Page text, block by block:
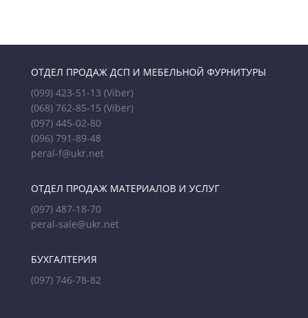
ОТДЕЛ ПРОДАЖ ДСП И МЕБЕЛЬНОЙ ФУРНИТУРЫ
(099) 423-51-13 (Viber)
(068) 762-85-15 (Viber)
(097) 445-02-80
(096) 791-89-48
peral-f@ukr.net
ОТДЕЛ ПРОДАЖ МАТЕРИАЛОВ И УСЛУГ
(097) 487-18-70
peral-sale@ukr.net
БУХГАЛТЕРИЯ
(097) 746-78-82